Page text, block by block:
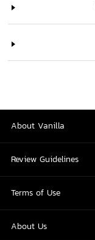
About Vanilla
Review Guidelines
Terms of Use
About Us